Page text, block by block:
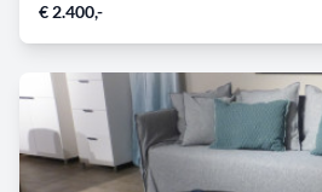
€ 2.400,-